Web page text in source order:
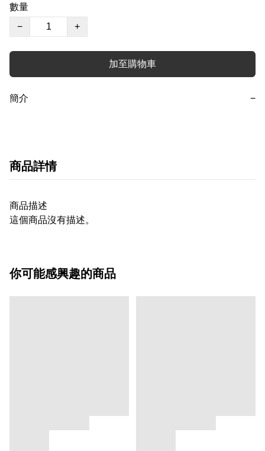
數量
−
+
加至購物車
簡介 −
商品詳情
商品描述
這個商品沒有描述。
你可能感興趣的商品